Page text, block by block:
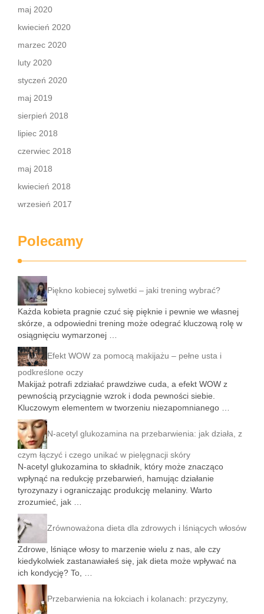
maj 2020
kwiecień 2020
marzec 2020
luty 2020
styczeń 2020
maj 2019
sierpień 2018
lipiec 2018
czerwiec 2018
maj 2018
kwiecień 2018
wrzesień 2017
Polecamy
Piękno kobiecej sylwetki – jaki trening wybrać?
Każda kobieta pragnie czuć się pięknie i pewnie we własnej
skórze, a odpowiedni trening może odegrać kluczową rolę w
osiągnięciu wymarzonej …
Efekt WOW za pomocą makijażu – pełne usta i
podkreślone oczy
Makijaż potrafi zdziałać prawdziwe cuda, a efekt WOW z
pewnością przyciągnie wzrok i doda pewności siebie.
Kluczowym elementem w tworzeniu niezapomnianego …
N-acetyl glukozamina na przebarwienia: jak działa, z
czym łączyć i czego unikać w pielęgnacji skóry
N-acetyl glukozamina to składnik, który może znacząco
wpłynąć na redukcję przebarwień, hamując działanie
tyrozynazy i ograniczając produkcję melaniny. Warto
zrozumieć, jak …
Zrównoważona dieta dla zdrowych i lśniących włosów
Zdrowe, lśniące włosy to marzenie wielu z nas, ale czy
kiedykolwiek zastanawiałeś się, jak dieta może wpływać na
ich kondycję? To, …
Przebarwienia na łokciach i kolanach: przyczyny,